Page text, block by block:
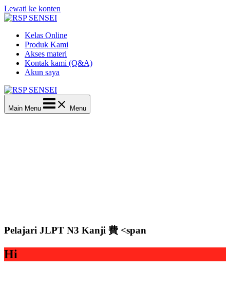
Lewati ke konten
Kelas Online
Produk Kami
Akses materi
Kontak kami (Q&A)
Akun saya
Main Menu Menu
Pelajari JLPT N3 Kanji 費 <span
Hi